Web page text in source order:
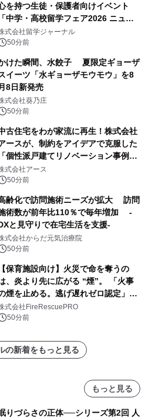
を持つ生徒・保護者向けイベント
「中学・高校留学フェア2026 ニュー
ーランド＆オーストラリア」を
12(土)に開催
式会社留学ジャーナル
50分前
けた瞬間、水餃子 夏限定ギョーザ
イーツ「水ギョーザモウモウ」を8
月8日新発売
式会社葵乃庄
50分前
古住宅をわが家流に再生！株式会社
ースが、制約をアイデアで克服した
「個性派戸建てリノベーション事例5
」を公開
式会社アース
50分前
齢化で訪問施術ニーズが拡大 訪問
術数が前年比110％で毎年増加 -
と見守りで在宅生活を支援-
式会社からだ元気治療院
50分前
【保育施設向け】火災で命を奪うの
、炎より先に広がる “煙”。 「火事
煙を止める。逃げ遅れゼロ認定」提
開始
式会社FireRescuePRO
50分前
の新着をもっと見る
もっと見る
りづらさの正体──シリーズ第2回 人